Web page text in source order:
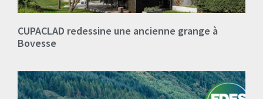
CUPACLAD redessine une ancienne grange à
Bovesse